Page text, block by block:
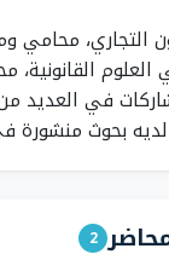
القانونية،
في العديد
لديه بحوث منشورة
2